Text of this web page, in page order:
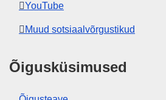
YouTube
Muud sotsiaalvõrgustikud
Õigusküsimused